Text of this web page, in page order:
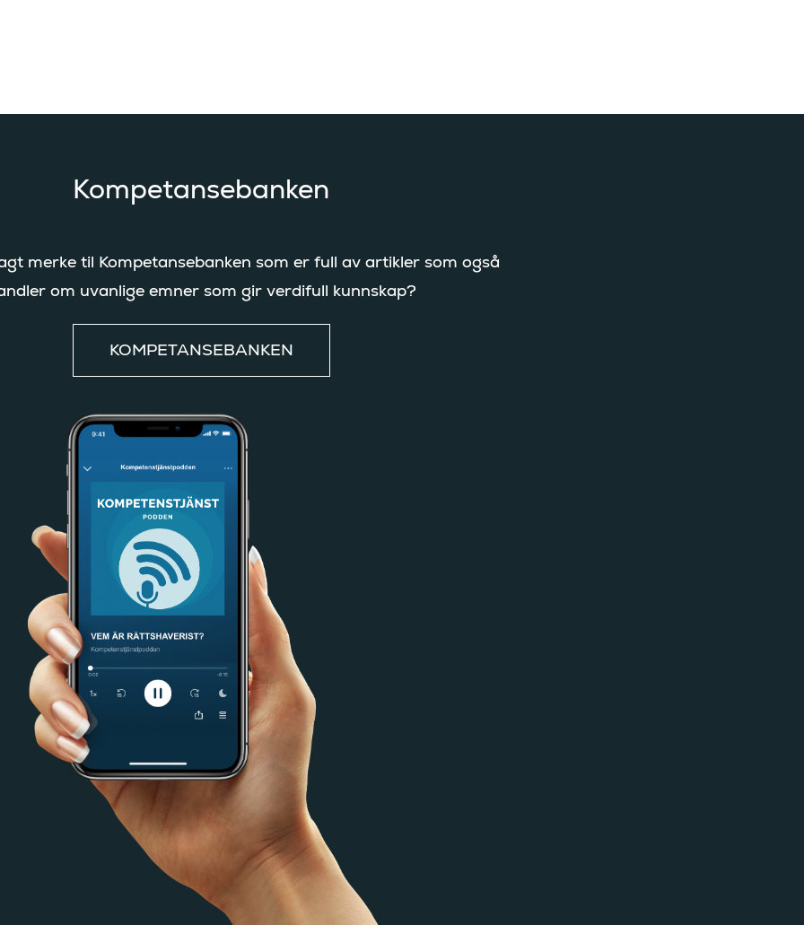
Kompetansebanken
merke til Kompetansebanken som er full av artikler som også
om uvanlige emner som gir verdifull kunnskap?
KOMPETANSEBANKEN